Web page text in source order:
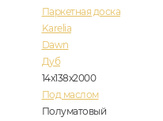
Паркетная доска
Karelia
Dawn
Дуб
14x138x2000
Под маслом
Полуматовый